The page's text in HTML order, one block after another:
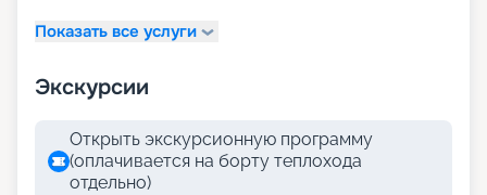
Показать все услуги
Экскурсии
Открыть экскурсионную программу
(оплачивается на борту теплохода
отдельно)